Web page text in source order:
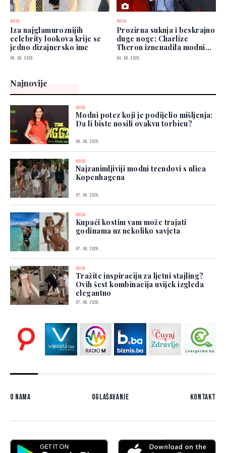
MODA
Iza najglamuroznijih
celebrity lookova krije se
jedno dizajnersko ime
06. 08. 2026.
MODA
Prozirna suknja i beskrajno
duge noge: Charlize
Theron iznenadila modnim
izborom
04. 08. 2026.
Najnovije
MODA
Modni potez koji je podijelio mišljenja:
Da li biste nosili ovakvu torbicu?
08. 08. 2026.
MODA
Najzanimljiviji modni trendovi s ulica
Kopenhagena
07. 08. 2026.
MODA
Kupaći kostim vam može trajati
godinama uz nekoliko savjeta
07. 08. 2026.
MODA
Tražite inspiraciju za ljetni stajling?
Ovih šest kombinacija uvijek izgleda
elegantno
07. 08. 2026.
O nama Oglašavanje Kontakt